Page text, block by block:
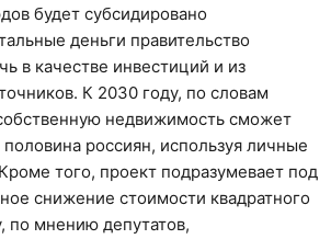
будет субсидировано
деньги правительство
в качестве инвестиций и из
К 2030 году, по словам
недвижимость сможет
россиян, используя личные
того, проект подразумевает под
снижение стоимости квадратного
по мнению депутатов,